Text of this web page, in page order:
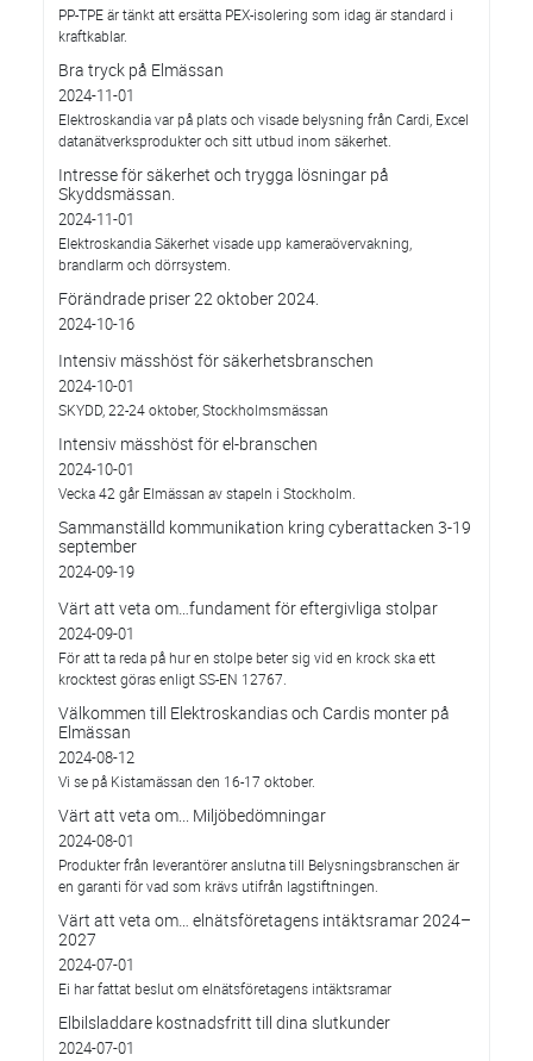
PP-TPE är tänkt att ersätta PEX-isolering som idag är standard i
kraftkablar.
Bra tryck på Elmässan
2024-11-01
Elektroskandia var på plats och visade belysning från Cardi, Excel
datanätverksprodukter och sitt utbud inom säkerhet.
Intresse för säkerhet och trygga lösningar på
Skyddsmässan.
2024-11-01
Elektroskandia Säkerhet visade upp kameraövervakning,
brandlarm och dörrsystem.
Förändrade priser 22 oktober 2024.
2024-10-16
Intensiv mässhöst för säkerhetsbranschen
2024-10-01
SKYDD, 22-24 oktober, Stockholmsmässan
Intensiv mässhöst för el-branschen
2024-10-01
Vecka 42 går Elmässan av stapeln i Stockholm.
Sammanställd kommunikation kring cyberattacken 3-19
september
2024-09-19
Värt att veta om…fundament för eftergivliga stolpar
2024-09-01
För att ta reda på hur en stolpe beter sig vid en krock ska ett
krocktest göras enligt SS-EN 12767.
Välkommen till Elektroskandias och Cardis monter på
Elmässan
2024-08-12
Vi se på Kistamässan den 16-17 oktober.
Värt att veta om... Miljöbedömningar
2024-08-01
Produkter från leverantörer anslutna till Belysningsbranschen är
en garanti för vad som krävs utifrån lagstiftningen.
Värt att veta om… elnätsföretagens intäktsramar 2024–
2027
2024-07-01
Ei har fattat beslut om elnätsföretagens intäktsramar
Elbilsladdare kostnadsfritt till dina slutkunder
2024-07-01